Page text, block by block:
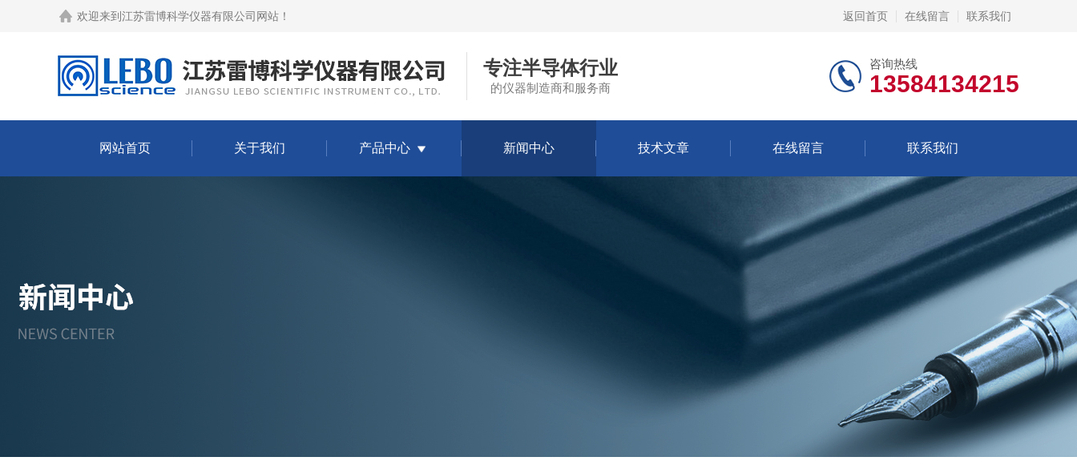
欢迎来到 江苏雷博科学仪器有限公司网站 ！ 返回首页 在线留言 联系我们
专注半导体行业
的仪器制造商和服务商
咨询热线
13584134215
网站首页 关于我们 产品中心 新闻中心 技术文章 在线留言 联系我们